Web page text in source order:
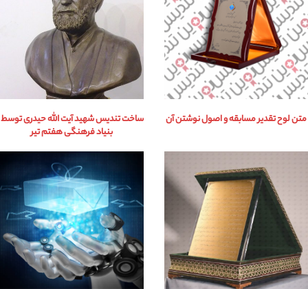
متن لوح تقدیر مسابقه و اصول نوشتن آن
ساخت تندیس شهید آیت الله حیدری توسط
بنیاد فرهنگی هفتم تیر